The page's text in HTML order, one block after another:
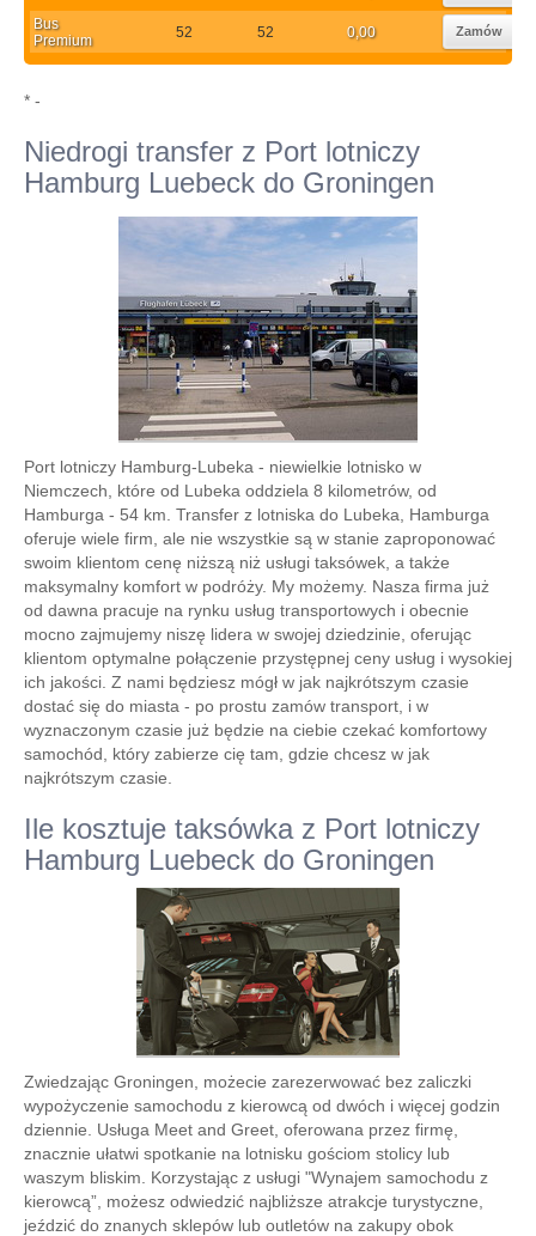
Bus
Premium
52 52 0,00 Zamów
* -
Niedrogi transfer z Port lotniczy
Hamburg Luebeck do Groningen
Port lotniczy Hamburg-Lubeka - niewielkie lotnisko w
Niemczech, które od Lubeka oddziela 8 kilometrów, od
Hamburga - 54 km. Transfer z lotniska do Lubeka, Hamburga
oferuje wiele firm, ale nie wszystkie są w stanie zaproponować
swoim klientom cenę niższą niż usługi taksówek, a także
maksymalny komfort w podróży. My możemy. Nasza firma już
od dawna pracuje na rynku usług transportowych i obecnie
mocno zajmujemy niszę lidera w swojej dziedzinie, oferując
klientom optymalne połączenie przystępnej ceny usług i wysokiej
ich jakości. Z nami będziesz mógł w jak najkrótszym czasie
dostać się do miasta - po prostu zamów transport, i w
wyznaczonym czasie już będzie na ciebie czekać komfortowy
samochód, który zabierze cię tam, gdzie chcesz w jak
najkrótszym czasie.
Ile kosztuje taksówka z Port lotniczy
Hamburg Luebeck do Groningen
Zwiedzając Groningen, możecie zarezerwować bez zaliczki
wypożyczenie samochodu z kierowcą od dwóch i więcej godzin
dziennie. Usługa Meet and Greet, oferowana przez firmę,
znacznie ułatwi spotkanie na lotnisku gościom stolicy lub
waszym bliskim. Korzystając z usługi "Wynajem samochodu z
kierowcą”, możesz odwiedzić najbliższe atrakcje turystyczne,
jeździć do znanych sklepów lub outletów na zakupy obok